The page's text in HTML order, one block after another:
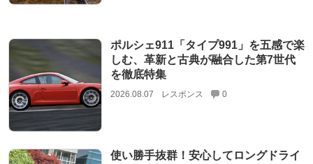
ポルシェ911「タイプ991」を五感で楽
しむ、革新と古典が融合した第7世代
を徹底特集
2026.08.07 レスポンス 0
使い勝手抜群！安心してロングドライ